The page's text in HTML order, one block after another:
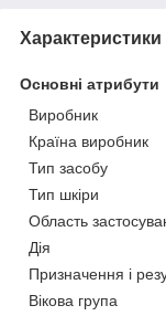
Характеристики
Основні атрибути
Виробник
Країна виробник
Тип засобу
Тип шкіри
Область
Дія
Призначення і
Вікова група